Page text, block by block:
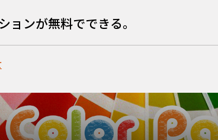
ョンが無料でできる。